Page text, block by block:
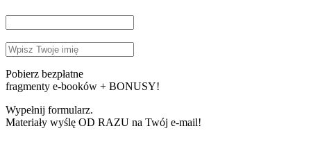
Pobierz bezpłatne
fragmenty e-booków + BONUSY!
Wypełnij formularz.
Materiały wyślę OD RAZU na Twój e-mail!